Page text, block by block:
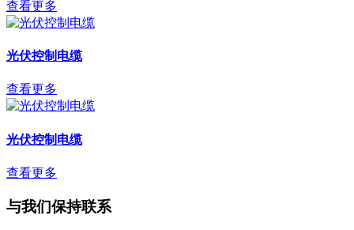
查看更多
光伏控制电缆
查看更多
光伏控制电缆
查看更多
与我们保持联系